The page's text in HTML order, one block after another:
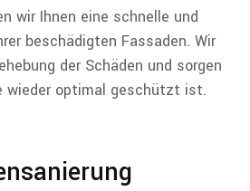
wir Ihnen eine schnelle und
beschädigten Fassaden. Wir
der Schäden und sorgen
wieder optimal geschützt ist.